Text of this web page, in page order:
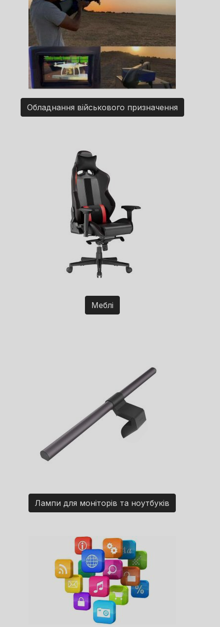
Обладнання військового призначення
Меблі
Лампи для моніторів та ноутбуків